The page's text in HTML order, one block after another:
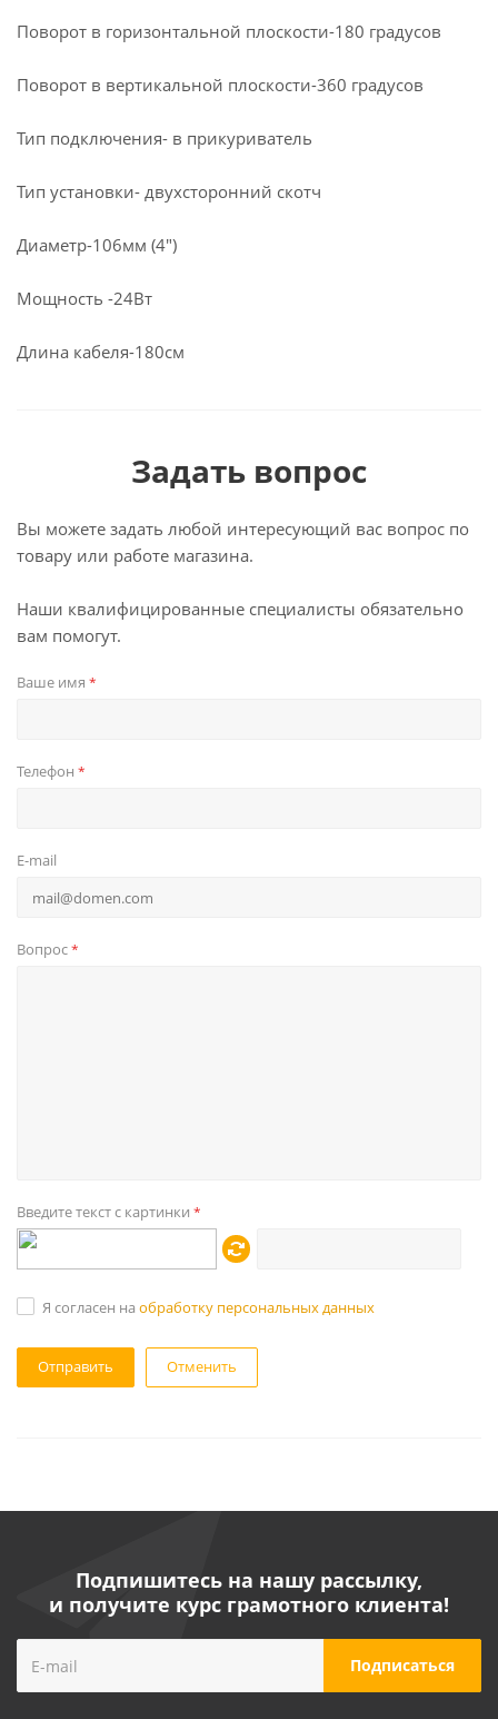
Поворот в горизонтальной плоскости-180 градусов
Поворот в вертикальной плоскости-360 градусов
Тип подключения- в прикуриватель
Тип установки- двухсторонний скотч
Диаметр-106мм (4″)
Мощность -24Вт
Длина кабеля-180см
Задать вопрос
Вы можете задать любой интересующий вас вопрос по
товару или работе магазина.
Наши квалифицированные специалисты обязательно
вам помогут.
Ваше имя *
Телефон *
E-mail
Вопрос*
Введите текст с картинки *
Я согласен на обработку персональных данных
Отменить
Подпишитесь на нашу рассылку,
и получите курс грамотного клиента!